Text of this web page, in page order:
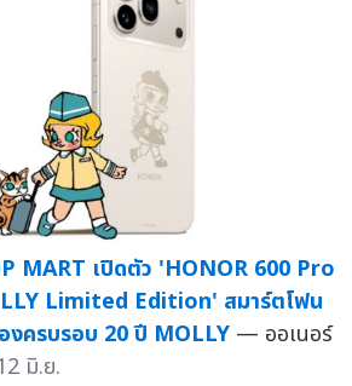
MART เปิดตัว 'HONOR 600 Pro
Limited Edition' สมาร์ตโฟน
ครบรอบ 20 ปี MOLLY — ออเนอร์
มิ.ย.